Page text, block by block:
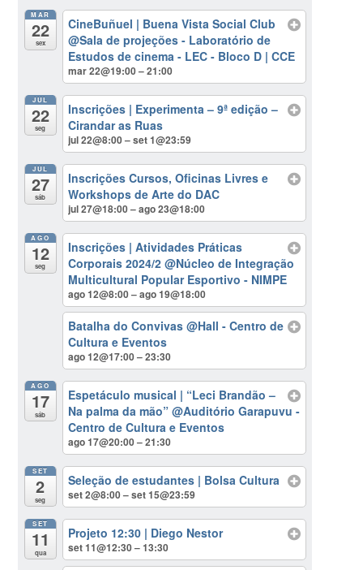
MAR
22
sex
CineBuñuel | Buena Vista Social Club
@Sala de projeções - Laboratório de
Estudos de cinema - LEC - Bloco D | CCE
mar 22@19:00 – 21:00
JUL
22
seg
Inscrições | Experimenta – 9ª edição –
Cirandar as Ruas
jul 22@8:00 – set 1@23:59
JUL
27
sáb
Inscrições Cursos, Oficinas Livres e
Workshops de Arte do DAC
jul 27@18:00 – ago 23@18:00
AGO
12
seg
Inscrições | Atividades Práticas
Corporais 2024/2@Núcleo de Integração
Multicultural Popular Esportivo - NIMPE
ago 12@8:00 – ago 19@18:00
Batalha do Convivas@Hall - Centro de
Cultura e Eventos
ago 12@17:00 – 23:30
AGO
17
sáb
Espetáculo musical | “Leci Brandão –
Na palma da mão”@Auditório Garapuvu -
Centro de Cultura e Eventos
ago 17@20:00 – 21:30
SET
2
seg
Seleção de estudantes | Bolsa Cultura
set 2@8:00 – set 15@23:59
SET
11
qua
Projeto 12:30 | Diego Nestor
set 11@12:30 – 13:30